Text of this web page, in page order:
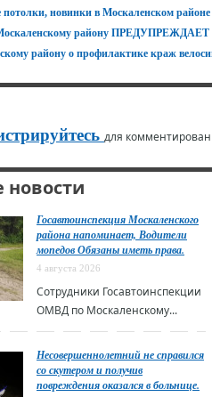
новинки в Москаленском районе
Москаленскому району
району о профилактике краж
для
новости
Госавтоинспекция Москаленского
района напоминает, Водители
мопедов Обязаны иметь права.
4 августа 2026
Сотрудники Госавтоинспекции
ОМВД по Москаленскому...
Несовершеннолетний не справился
со скутером и получив
повреждения оказался в больнице.